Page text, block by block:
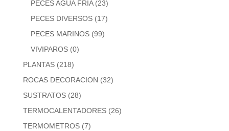
PECES AGUA FRIA (23)
PECES DIVERSOS (17)
PECES MARINOS (99)
VIVIPAROS (0)
PLANTAS (218)
ROCAS DECORACION (32)
SUSTRATOS (28)
TERMOCALENTADORES (26)
TERMOMETROS (7)